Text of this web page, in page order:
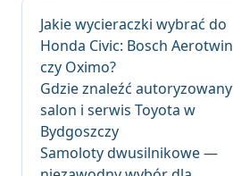
Jakie wycieraczki wybrać do
Honda Civic: Bosch Aerotwin
czy Oximo?
Gdzie znaleźć autoryzowany
salon i serwis Toyota w
Bydgoszczy
Samoloty dwusilnikowe —